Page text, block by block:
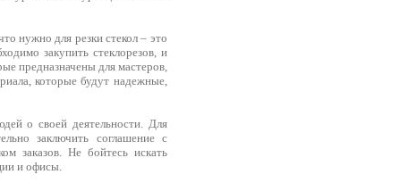
нужно для резки стекол – это
закупить стеклорезов, и
предназначены для мастеров,
которые будут надежные,
о своей деятельности. Для
заключить соглашение с
заказов. Не бойтесь искать
и офисы.